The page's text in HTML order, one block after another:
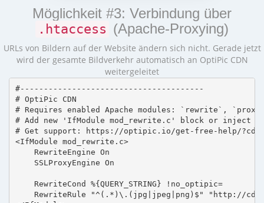
Möglichkeit #3: Verbindung über
.htaccess (Apache-Proxying)
URLs von Bildern auf der Website ändern sich nicht. Gerade jetzt
wird der gesamte Bildverkehr automatisch an OptiPic CDN
weitergeleitet
#---------------------------------------
# OptiPic CDN
# Requires enabled Apache modules: `rewrite`,
# Add new 'IfModule mod_rewrite.c' block or inject
# Get support: https://optipic.io/get-free-help/
<IfModule mod_rewrite.c>
    RewriteEngine On
    SSLProxyEngine On
    RewriteCond %{QUERY_STRING} !no_optipic=
RewriteRule "^(.*)\.(jpg|jpeg|png)$" "http://